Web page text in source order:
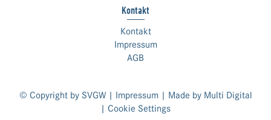
Kontakt
Kontakt
Impressum
AGB
© Copyright by SVGW | Impressum| Made by Multi Digital
| Cookie Settings